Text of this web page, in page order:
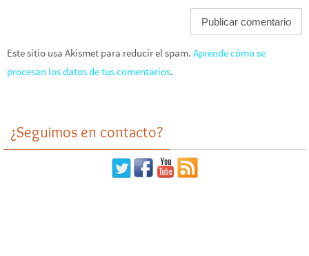
Este sitio usa Akismet para reducir el spam. Aprende cómo se
procesan los datos de tus comentarios.
¿Seguimos en contacto?